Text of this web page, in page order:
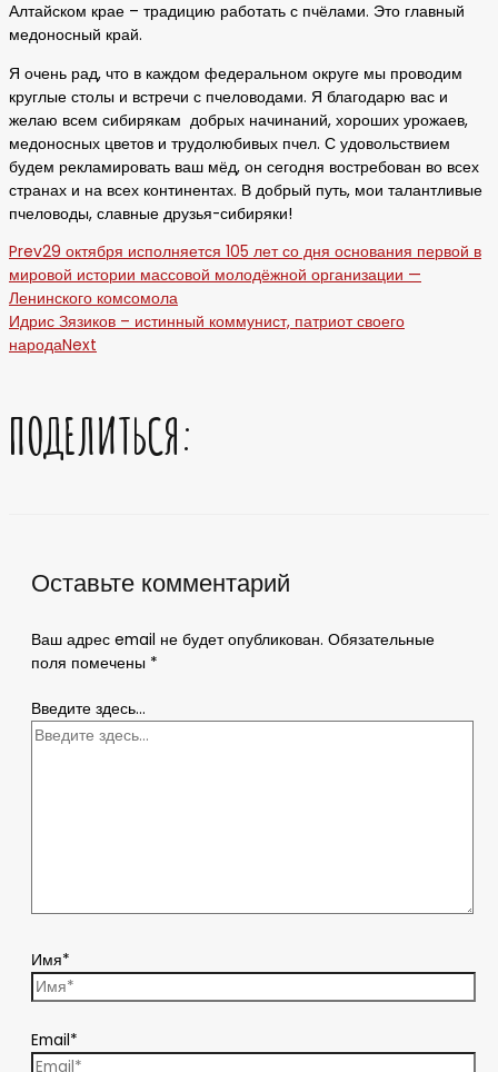
Алтайском крае – традицию работать с пчёлами. Это главный
медоносный край.
Я очень рад, что в каждом федеральном округе мы проводим
круглые столы и встречи с пчеловодами. Я благодарю вас и
желаю всем сибирякам добрых начинаний, хороших урожаев,
медоносных цветов и трудолюбивых пчел. С удовольствием
будем рекламировать ваш мёд, он сегодня востребован во всех
странах и на всех континентах. В добрый путь, мои талантливые
пчеловоды, славные друзья-сибиряки!
Prev29 октября исполняется 105 лет со дня основания первой в
мировой истории массовой молодёжной организации —
Ленинского комсомола
Идрис Зязиков – истинный коммунист, патриот своего
народаNext
ПОДЕЛИТЬСЯ:
Оставьте комментарий
Ваш адрес email не будет опубликован. Обязательные
поля помечены *
Введите здесь...
Имя*
Email*